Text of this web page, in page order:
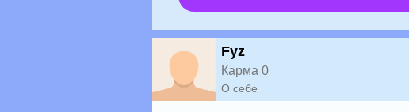
Fyz
Карма 0
О себе